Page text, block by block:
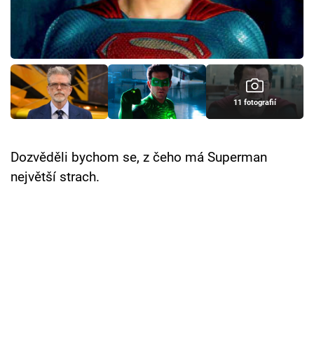
Cool Esport
Pořady
TV Program
Přihlášení
11 fotografií
Dozvěděli bychom se, z čeho má Superman
největší strach.